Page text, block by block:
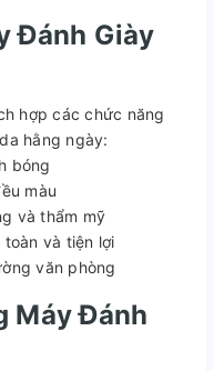
Đánh Giày
hợp các chức năng
hằng ngày:
bóng
màu
và thẩm mỹ
và tiện lợi
văn phòng
Máy Đánh